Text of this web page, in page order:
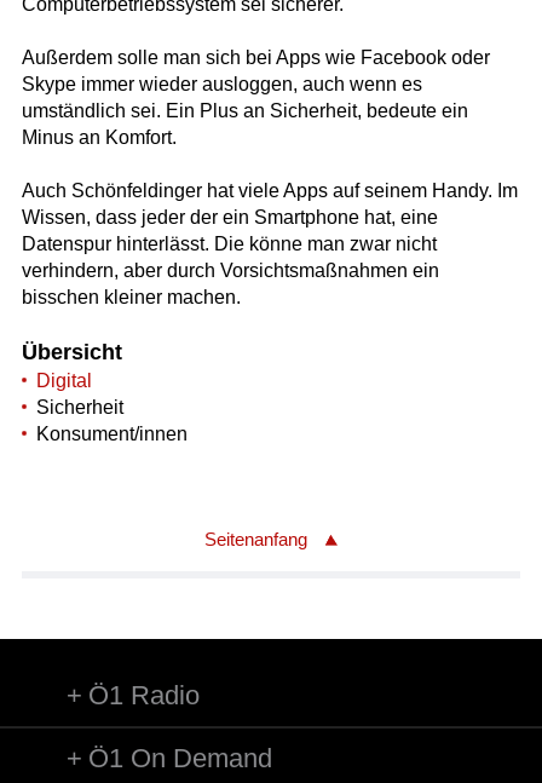
Außerdem solle man sich bei Apps wie Facebook oder
Skype immer wieder ausloggen, auch wenn es
umständlich sei. Ein Plus an Sicherheit, bedeute ein
Minus an Komfort.
Auch Schönfeldinger hat viele Apps auf seinem Handy. Im
Wissen, dass jeder der ein Smartphone hat, eine
Datenspur hinterlässt. Die könne man zwar nicht
verhindern, aber durch Vorsichtsmaßnahmen ein
bisschen kleiner machen.
Übersicht
Digital
Sicherheit
Konsument/innen
Seitenanfang
Ö1 Radio
Ö1 On Demand